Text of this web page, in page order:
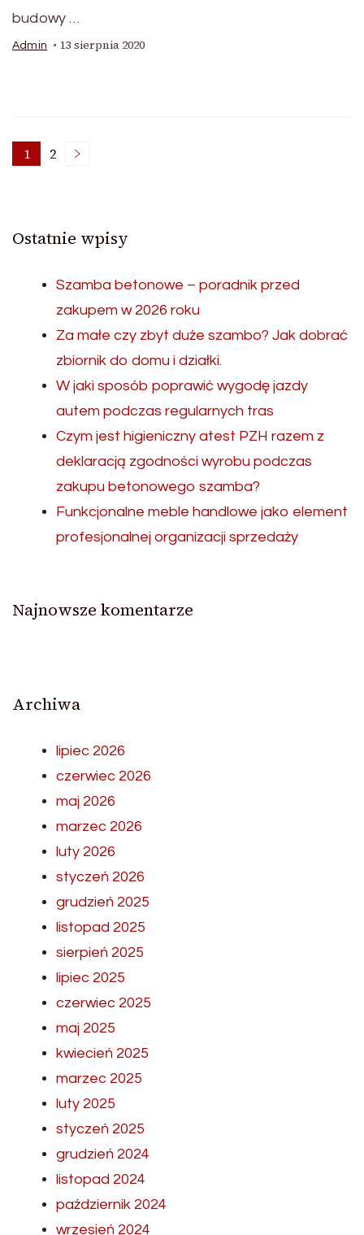
budowy …
Admin 13 sierpnia 2020
Stronicowanie
Strona
1 Strona
2
Ostatnie wpisy
Szamba betonowe – poradnik przed
zakupem w 2026 roku
Za małe czy zbyt duże szambo? Jak dobrać
zbiornik do domu i działki.
W jaki sposób poprawić wygodę jazdy
autem podczas regularnych tras
Czym jest higieniczny atest PZH razem z
deklaracją zgodności wyrobu podczas
zakupu betonowego szamba?
Funkcjonalne meble handlowe jako element
profesjonalnej organizacji sprzedaży
Najnowsze komentarze
Archiwa
lipiec 2026
czerwiec 2026
maj 2026
marzec 2026
luty 2026
styczeń 2026
grudzień 2025
listopad 2025
sierpień 2025
lipiec 2025
czerwiec 2025
maj 2025
kwiecień 2025
marzec 2025
luty 2025
styczeń 2025
grudzień 2024
listopad 2024
październik 2024
wrzesień 2024